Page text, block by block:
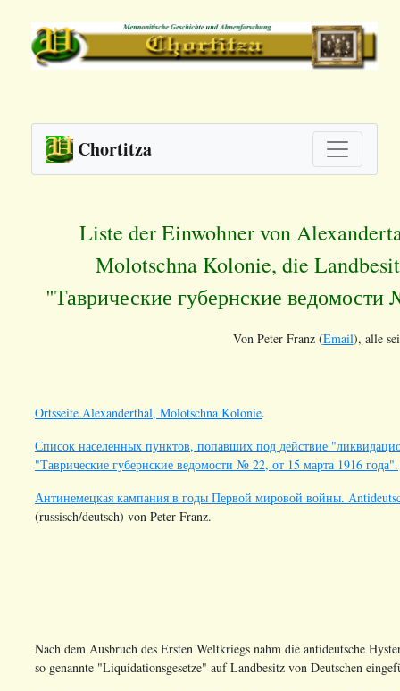
Chortitza
Liste der Einwohner von
Molotschna Kolonie, die
"Таврические губернские ведомости
Von Peter Franz (Email), alle
Ortsseite Alexanderthal, Molotschna Kolonie.
Список населенных пунктов, попавших под действие
"Таврические губернские ведомости № 22, от 15 марта 1916 года".
Антинемецкая кампания в годы Первой мировой войны.
(russisch/deutsch) von Peter Franz.
Nach dem Ausbruch des Ersten Weltkriegs nahm die antideutsche
so genannte "Liquidationsgesetze" auf Landbesitz von Deutschen